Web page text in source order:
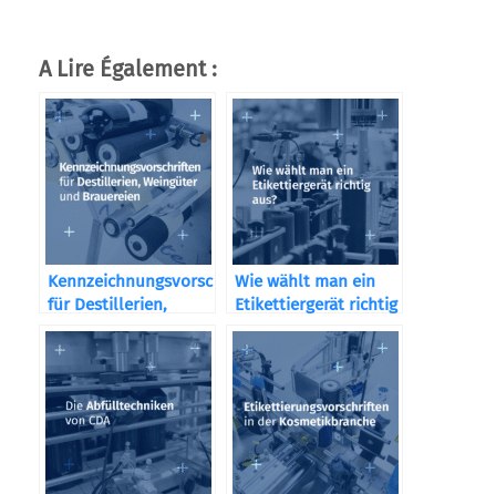
A Lire Également :
Kennzeichnungsvorschriften
für Destillerien,
Weingüter und
Brauereien
Wie wählt man ein
Etikettiergerät richtig
aus?